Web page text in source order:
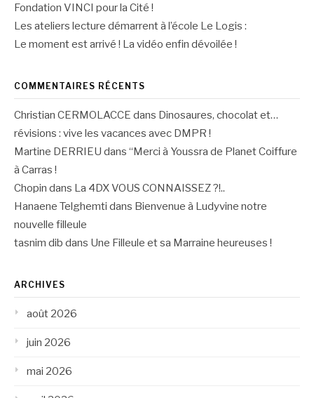
Fondation VINCI pour la Cité !
Les ateliers lecture démarrent à l’école Le Logis :
Le moment est arrivé ! La vidéo enfin dévoilée !
COMMENTAIRES RÉCENTS
Christian CERMOLACCE dans Dinosaures, chocolat et…
révisions : vive les vacances avec DMPR !
Martine DERRIEU dans “Merci à Youssra de Planet Coiffure
à Carras !
Chopin dans La 4DX VOUS CONNAISSEZ ?!..
Hanaene Telghemti dans Bienvenue à Ludyvine notre
nouvelle filleule
tasnim dib dans Une Filleule et sa Marraine heureuses !
ARCHIVES
août 2026
juin 2026
mai 2026